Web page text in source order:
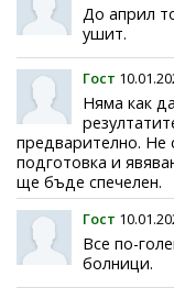
До април
ушит.
Гост
Няма как
предварително. Не
подготовка и
ще бъде спечелен.
Гост
Все по-
болници.